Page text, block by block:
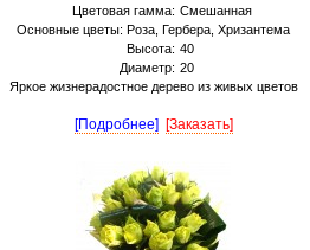
Цветовая гамма: Смешанная
Основные цветы: Роза, Гербера, Хризантема
Высота: 40
Диаметр: 20
Яркое жизнерадостное дерево из живых цветов
[Подробнее] [Заказать]